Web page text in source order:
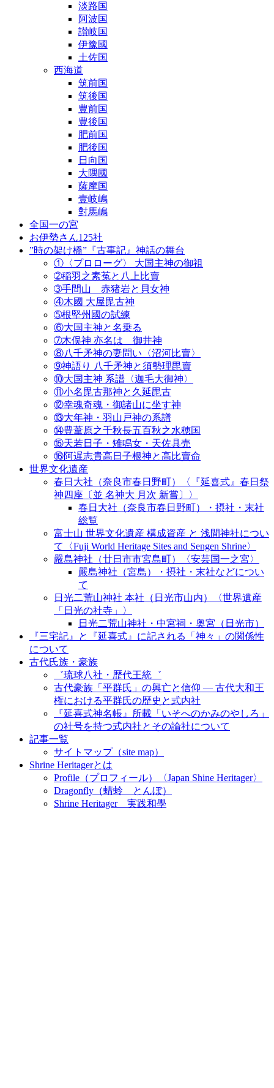
淡路国
阿波国
讃岐国
伊豫國
土佐国
西海道
筑前国
筑後国
豊前国
豊後国
肥前国
肥後国
日向国
大隅國
薩摩国
壹岐嶋
對馬嶋
全国一の宮
お伊勢さん125社
”時の架け橋”『古事記』神話の舞台
①〈プロローグ〉 大国主神の御祖
➁稲羽之素菟と八上比賣
➂手間山 赤猪岩と貝女神
④木國 大屋毘古神
➄根堅州國の試練
⑥大国主神と名乗る
➆木俣神 亦名は 御井神
⑧八千矛神の妻問い〈沼河比賣〉
➈神語り 八千矛神と須勢理毘賣
⑩大国主神 系譜〈迦毛大御神〉
⑪小名毘古那神と久延毘古
⑫幸魂奇魂・御諸山に坐す神
⑬大年神・羽山戸神の系譜
⑭豊葦原之千秋長五百秋之水穂国
⑮天若日子・雉鳴女・天佐具売
⑯阿遅志貴高日子根神と高比賣命
世界文化遺産
春日大社（奈良市春日野町）〈『延喜式』春日祭
神四座〔並 名神大 月次 新嘗〕〉
春日大社（奈良市春日野町）・摂社・末社
総覧
富士山 世界文化遺産 構成資産 と 浅間神社につい
て〈Fuji World Heritage Sites and Sengen Shrine〉
嚴島神社（廿日市市宮島町）〈安芸国一之宮〉
嚴島神社（宮島）・摂社・末社などについ
て
日光二荒山神社 本社（日光市山内）〈世界遺産
「日光の社寺」〉
日光二荒山神社・中宮祠・奥宮（日光市）
『三宅記』と『延喜式』に記される「神々」の関係性
について
古代氏族・豪族
゛琉球八社・歴代王統゛
古代豪族「平群氏」の興亡と信仰 ― 古代大和王
権における平群氏の歴史と式内社
『延喜式神名帳』所載「いそへのかみのやしろ」
の社号を持つ式内社とその論社について
記事一覧
サイトマップ（site map）
Shrine Heritagerとは
Profile（プロフィール）〈Japan Shine Heritager​〉
Dragonfly（蜻蛉 とんぼ）
Shrine Heritager 実践和學